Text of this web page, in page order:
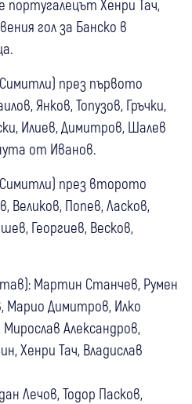
португалецът Хенри Тач,
гол за Банско в
през първото
Янков, Топузов, Гръчки,
Илиев, Димитров, Шалев
от Иванов.
през второто
Великов, Попев, Ласков,
Георгиев, Весков,
Мартин Станчев, Румен
Марио Димитров, Илко
Александров,
Хенри Тач, Владислав
Лечов, Тодор Пасков,